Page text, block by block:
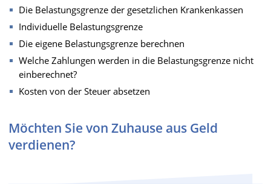
Die Belastungsgrenze der gesetzlichen Krankenkassen
Individuelle Belastungsgrenze
Die eigene Belastungsgrenze berechnen
Welche Zahlungen werden in die Belastungsgrenze nicht
einberechnet?
Kosten von der Steuer absetzen
Möchten Sie von Zuhause aus Geld
verdienen?